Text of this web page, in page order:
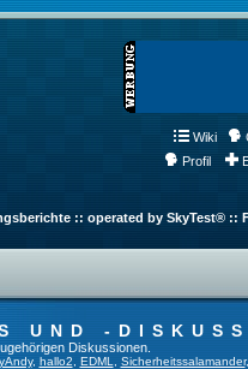
Wiki
Profil
:: operated by SkyTest® ::
UND -
Diskussionen.
, hallo2 EDML Sicherheitssalamander,